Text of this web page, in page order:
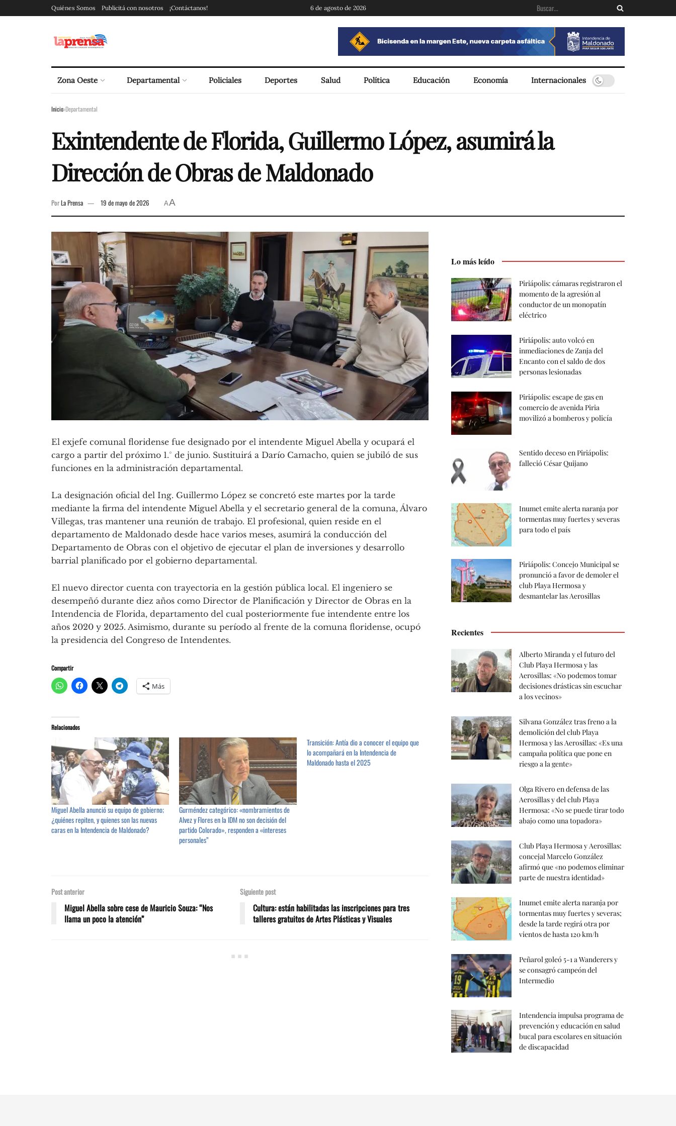
Quiénes Somos Publicitá con nosotros ¡Contáctanos! 6 de agosto de 2026
Zona Oeste Departamental Policiales Deportes Salud Política Educación Economía Internacionales
Inicio Departamental
Exintendente de Florida, Guillermo López, asumirá la
Dirección de Obras de Maldonado
PorLa Prensa 19 de mayo de 2026 AA
El exjefe comunal floridense fue designado por el intendente Miguel Abella y ocupará el
cargo a partir del próximo 1.° de junio. Sustituirá a Darío Camacho, quien se jubiló de sus
funciones en la administración departamental.
La designación oficial del Ing. Guillermo López se concretó este martes por la tarde
mediante la firma del intendente Miguel Abella y el secretario general de la comuna, Álvaro
Villegas, tras mantener una reunión de trabajo. El profesional, quien reside en el
departamento de Maldonado desde hace varios meses, asumirá la conducción del
Departamento de Obras con el objetivo de ejecutar el plan de inversiones y desarrollo
barrial planificado por el gobierno departamental.
El nuevo director cuenta con trayectoria en la gestión pública local. El ingeniero se
desempeñó durante diez años como Director de Planificación y Director de Obras en la
Intendencia de Florida, departamento del cual posteriormente fue intendente entre los
años 2020 y 2025. Asimismo, durante su período al frente de la comuna floridense, ocupó
la presidencia del Congreso de Intendentes.
Compartir
Más
Relacionados
Miguel Abella anunció su equipo de gobierno;
¿quiénes repiten, y quienes son las nuevas
caras en la Intendencia de Maldonado?
Gurméndez categórico: «nombramientos de
Alvez y Flores en la IDM no son decisión del
partido Colorado», responden a «intereses
personales”
Transición: Antía dio a conocer el equipo que
lo acompañará en la Intendencia de
Maldonado hasta el 2025
Post anterior
Miguel Abella sobre cese de Mauricio Souza: “Nos
llama un poco la atención”
Siguiente post
Cultura: están habilitadas las inscripciones para tres
talleres gratuitos de Artes Plásticas y Visuales
Lo más leído
Piriápolis: cámaras registraron el
momento de la agresión al
conductor de un monopatín
eléctrico
Piriápolis: auto volcó en
inmediaciones de Zanja del
Encanto con el saldo de dos
personas lesionadas
Piriápolis: escape de gas en
comercio de avenida Piria
movilizó a bomberos y policía
Sentido deceso en Piriápolis:
falleció César Quijano
Inumet emite alerta naranja por
tormentas muy fuertes y severas
para todo el país
Piriápolis: Concejo Municipal se
pronunció a favor de demoler el
club Playa Hermosa y
desmantelar las Aerosillas
Recientes
Alberto Miranda y el futuro del
Club Playa Hermosa y las
Aerosillas: «No podemos tomar
decisiones drásticas sin escuchar
a los vecinos»
Silvana González tras freno a la
demolición del club Playa
Hermosa y las Aerosillas: «Es una
campaña política que pone en
riesgo a la gente»
Olga Rivero en defensa de las
Aerosillas y del club Playa
Hermosa: «No se puede tirar todo
abajo como una topadora»
Club Playa Hermosa y Aerosillas:
concejal Marcelo González
afirmó que «no podemos eliminar
parte de nuestra identidad»
Inumet emite alerta naranja por
tormentas muy fuertes y severas;
desde la tarde regirá otra por
vientos de hasta 120 km/h
Peñarol goleó 5-1 a Wanderers y
se consagró campeón del
Intermedio
Intendencia impulsa programa de
prevención y educación en salud
bucal para escolares en situación
de discapacidad